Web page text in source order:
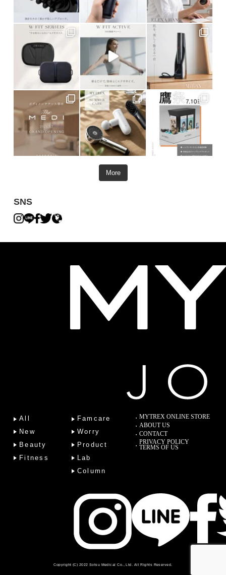
More
SNS
All
New
Beauty
Fitness
Famcare
Worry
Product
Lab
Column
MYTREX ONLINE STORE
ABOUT US
CONTACT
PRIVACY POLICY
TERMS OF US
Copyright (C) 2022 Sotsu Medical Co., Ltd. All Rights Reserved.